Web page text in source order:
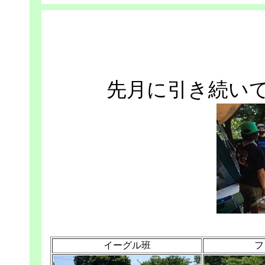
先月に引き続い
イーグル班